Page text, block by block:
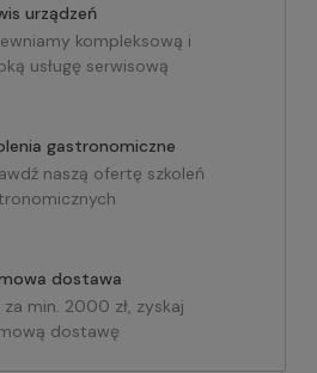
urządzeń
kompleksową i
usługę serwisową
gastronomiczne
naszą ofertę szkoleń
dostawa
za min. 2000 zł, zyskaj
dostawę